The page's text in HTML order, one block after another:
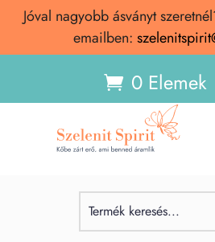
Jóval nagyobb ásványt
emailben:
0 Elemek